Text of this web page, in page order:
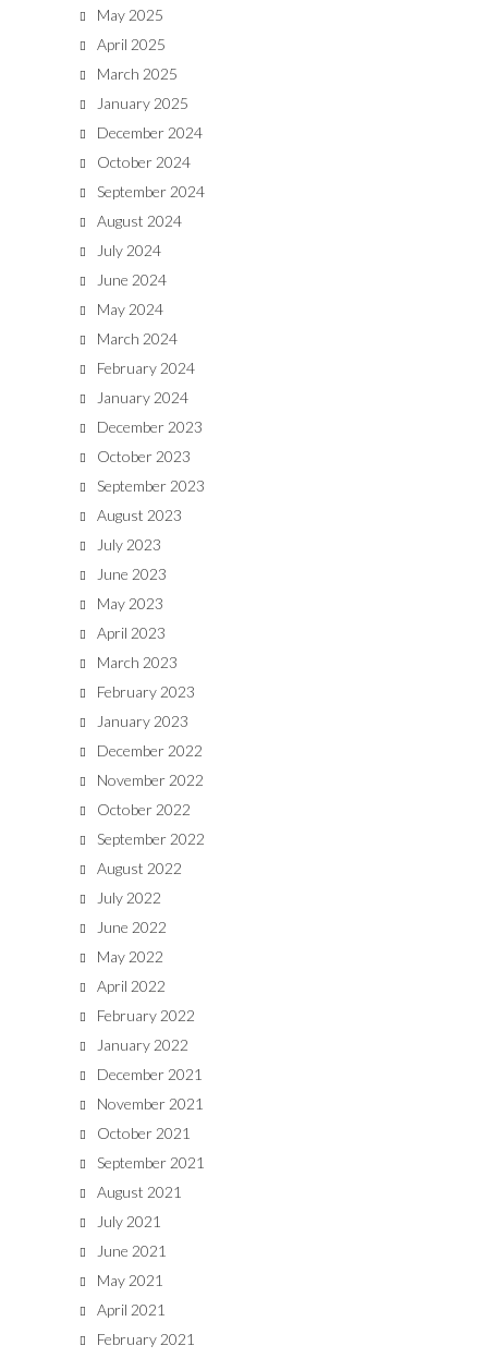
May 2025
April 2025
March 2025
January 2025
December 2024
October 2024
September 2024
August 2024
July 2024
June 2024
May 2024
March 2024
February 2024
January 2024
December 2023
October 2023
September 2023
August 2023
July 2023
June 2023
May 2023
April 2023
March 2023
February 2023
January 2023
December 2022
November 2022
October 2022
September 2022
August 2022
July 2022
June 2022
May 2022
April 2022
February 2022
January 2022
December 2021
November 2021
October 2021
September 2021
August 2021
July 2021
June 2021
May 2021
April 2021
February 2021